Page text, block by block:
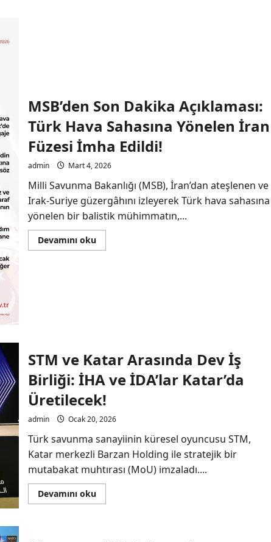
Durduruldu,
Kapsamlı
Soruşturma
Başlatıldı
MSB’den Son Dakika Açıklaması:
Türk Hava Sahasına Yönelen İran
Füzesi İmha Edildi!
admin Mart 4, 2026
Milli Savunma Bakanlığı (MSB), İran’dan ateşlenen ve
Irak-Suriye güzergâhını izleyerek Türk hava sahasına
yönelen bir balistik mühimmatın,...
Devamını okuRead
more
Edildi!
STM ve Katar Arasında Dev İş
Birliği: İHA ve İDA’lar Katar’da
Üretilecek!
admin Ocak 20, 2026
Türk savunma sanayiinin küresel oyuncusu STM,
Katar merkezli Barzan Holding ile stratejik bir
mutabakat muhtırası (MoU) imzaladı....
Devamını okuRead
more